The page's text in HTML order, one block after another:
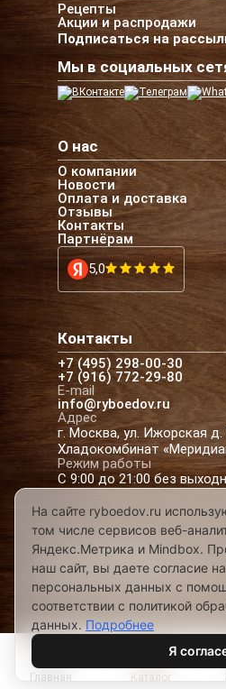
Рецепты
Акции и распродажи
Подписаться на
Мы в социальных
О нас
О компании
Новости
Оплата и доставка
Отзывы
Контакты
Партнёрам
5,0
Контакты
+7 (495) 298-00-30
+7 (916) 772-29-80
E-mail
info@ryboedov.ru
Адрес
г. Москва, ул. Ижорская д.
Хладокомбинат
Режим работы
С 9:00 до 21:00 без
© 2026,Рыбоедовъ—
морепродуктов в Москве
Предложения на сайте не
Разработано в
Главная Каталог
На сайте ryboedov.ru
том числе сервисов веб-
Яндекс.Метрика и Mindbox.
наш сайт, вы даете согласие
персональных данных с
соответствии с политикой
данных. Подробнее
Я